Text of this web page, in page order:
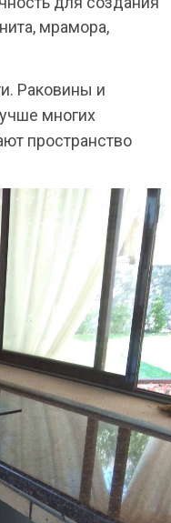
мрамора,
Раковины и
многих
пространство